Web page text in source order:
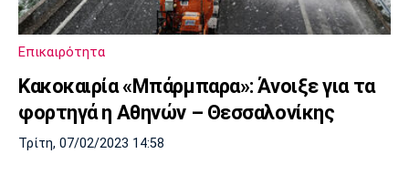
Πολιτισμός
Τραγούδια
Cine Spot
Running
Πρόγραμμα TV
Ιωνικός Πανσερραϊκός
Επικαιρότητα
Κακοκαιρία «Μπάρμπαρα»: Άνοιξε για τα
φορτηγά η Αθηνών – Θεσσαλονίκης
Τρίτη, 07/02/2023 14:58